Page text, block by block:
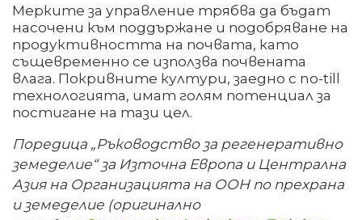
Мерките за управление трябва да бъдат
насочени към поддържане и подобряване на
продуктивността на почвата, като
същевременно се използва почвената
влага. Покривните култури, заедно с no-till
технологията, имат голям потенциал за
постигане на тази цел.
Поредица „Ръководство за регенеративно
земеделие“ за Източна Европа и Централна
Азия на Организацията на ООН по прехрана
и земеделие (оригинално